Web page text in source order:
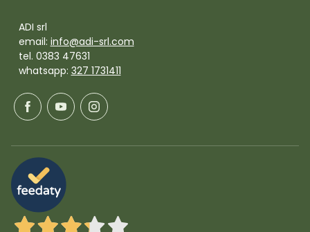
ADI srl
email: info@adi-srl.com
tel. 0383 47631
whatsapp: 327 1731411